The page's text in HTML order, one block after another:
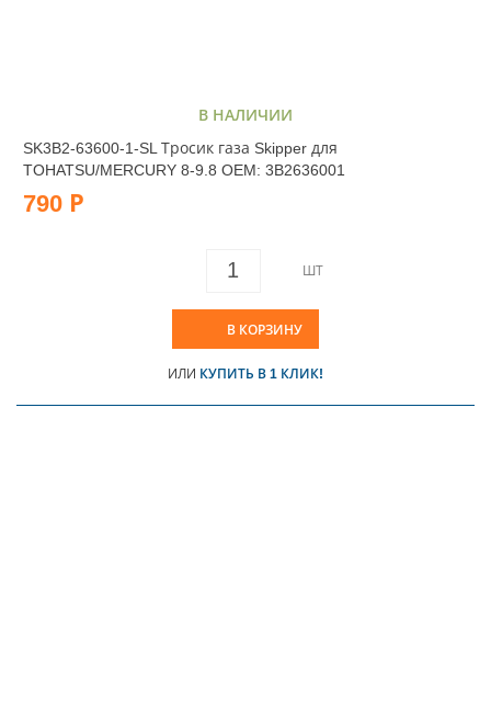
В НАЛИЧИИ
SK3B2-63600-1-SL Тросик газа Skipper для
TOHATSU/MERCURY 8-9.8 OEM: 3B2636001
790 Р
ШТ
В КОРЗИНУ
ИЛИ КУПИТЬ В 1 КЛИК!